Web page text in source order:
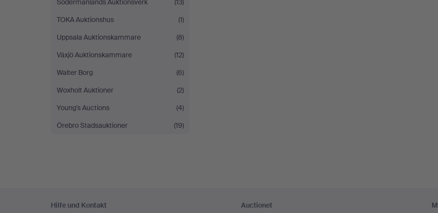
Södermanlands Auktionsverk
(13)
TOKA Auktionshus
(1)
Uppsala Auktionskammare
(8)
Växjö Auktionskammare
(12)
Walter Borg
(6)
Woxholt Auktioner
(2)
Young's Auctions
(4)
Örebro Stadsauktioner
(19)
Navigation
Hilfe und Kontakt Auctionet